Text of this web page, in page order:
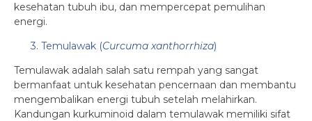
kesehatan tubuh ibu, dan mempercepat pemulihan
energi.
3. Temulawak (Curcuma xanthorrhiza)
Temulawak adalah salah satu rempah yang sangat
bermanfaat untuk kesehatan pencernaan dan membantu
mengembalikan energi tubuh setelah melahirkan.
Kandungan kurkuminoid dalam temulawak memiliki sifat